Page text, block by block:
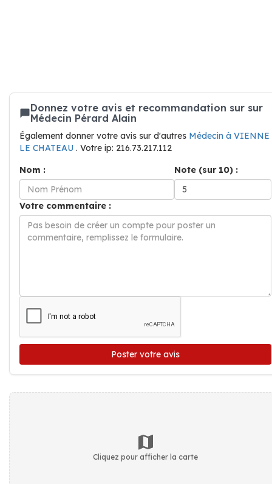
Donnez votre avis et recommandation sur sur
Médecin Pérard Alain
Également donner votre avis sur d'autres Médecin à VIENNE
LE CHATEAU . Votre ip: 216.73.217.112
Nom :
Note (sur 10) :
Votre commentaire :
Poster votre avis
Cliquez pour afficher la carte